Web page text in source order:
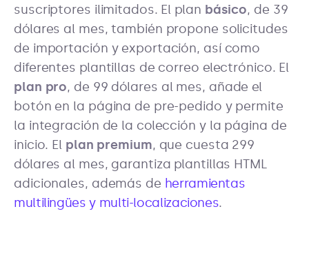
suscriptores ilimitados. El plan básico, de 39
dólares al mes, también propone solicitudes
de importación y exportación, así como
diferentes plantillas de correo electrónico. El
plan pro, de 99 dólares al mes, añade el
botón en la página de pre-pedido y permite
la integración de la colección y la página de
inicio. El plan premium, que cuesta 299
dólares al mes, garantiza plantillas HTML
adicionales, además de herramientas
multilingües y multi-localizaciones.